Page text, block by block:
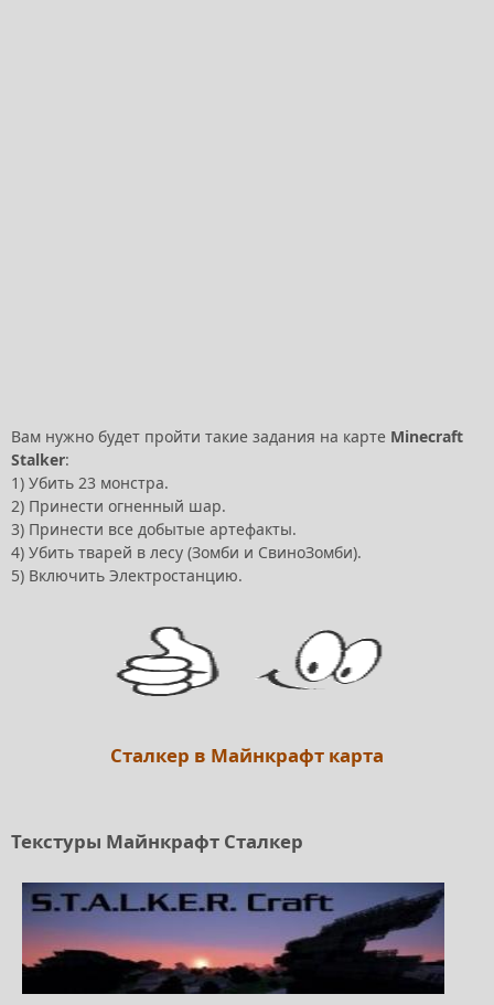
Вам нужно будет пройти такие задания на карте Minecraft
Stalker:
1) Убить 23 монстра.
2) Принести огненный шар.
3) Принести все добытые артефакты.
4) Убить тварей в лесу (Зомби и СвиноЗомби).
5) Включить Электростанцию.
Сталкер в Майнкрафт карта
Текстуры Майнкрафт Сталкер